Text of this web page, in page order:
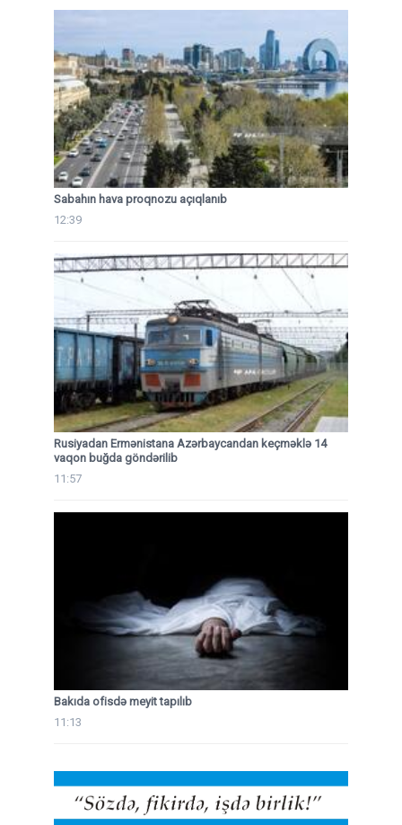
Sabahın hava proqnozu açıqlanıb
12:39
Rusiyadan Ermənistana Azərbaycandan keçməklə 14
vaqon buğda göndərilib
11:57
Bakıda ofisdə meyit tapılıb
11:13